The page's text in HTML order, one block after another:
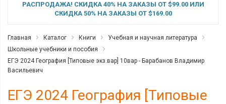
РАСПРОДАЖА! СКИДКА 40% НА ЗАКАЗЫ ОТ $99.00 ИЛИ
СКИДКА 50% НА ЗАКАЗЫ ОТ $169.00
Главная Каталог Книги
Учебная и научная литература
Школьные учебники и пособия
ЕГЭ 2024 География [Типовые экз.вар] 10вар - Барабанов Владимир
Васильевич
ЕГЭ 2024 География [Типовые